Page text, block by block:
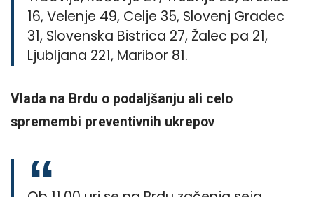
16, Velenje 49, Celje 35, Slovenj Gradec
31, Slovenska Bistrica 27, Žalec pa 21,
Ljubljana 221, Maribor 81.
Vlada na Brdu o podaljšanju ali celo
spremembi preventivnih ukrepov